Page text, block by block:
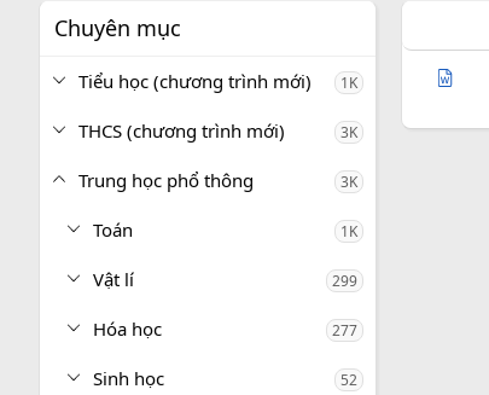
Chuyên mục
Tiểu học (chương trình mới) 1K
THCS (chương trình mới) 3K
Trung học phổ thông 3K
Toán 1K
Vật lí 299
Hóa học 277
Sinh học 52